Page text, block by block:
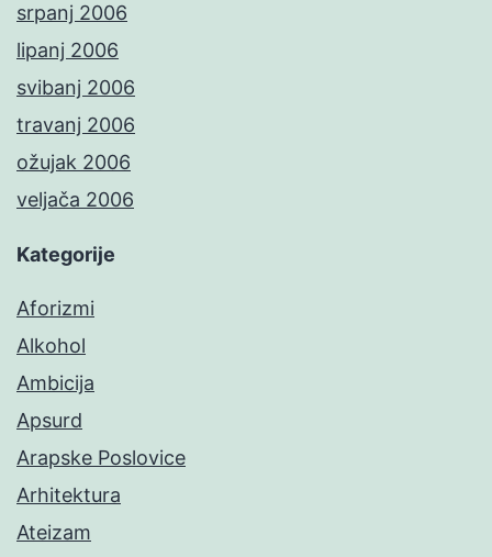
srpanj 2006
lipanj 2006
svibanj 2006
travanj 2006
ožujak 2006
veljača 2006
Kategorije
Aforizmi
Alkohol
Ambicija
Apsurd
Arapske Poslovice
Arhitektura
Ateizam